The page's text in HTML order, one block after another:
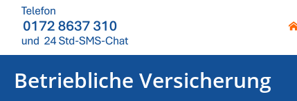
Betriebliche Versicherung